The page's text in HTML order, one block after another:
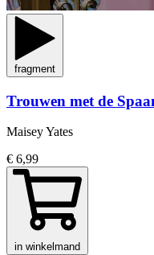
fragment
Trouwen met de
Maisey Yates
€ 6,99
in winkelmand